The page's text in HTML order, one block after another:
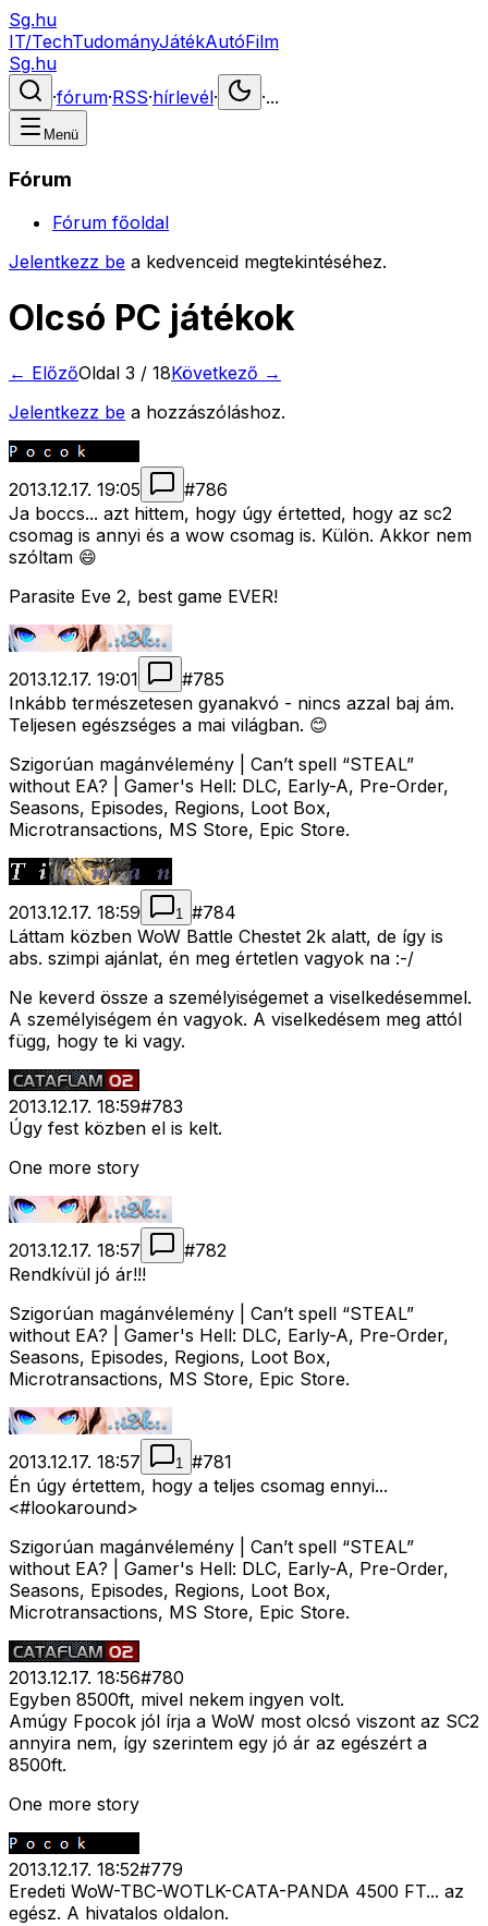
Sg.hu
IT/TechTudományJátékAutóFilm
Sg.hu
·fórum·RSS·hírlevél· ·...
Menü
Fórum
Fórum főoldal
Jelentkezz be a kedvenceid megtekintéséhez.
Olcsó PC játékok
← ElőzőOldal 3 / 18Következő →
Jelentkezz be a hozzászóláshoz.
2013.12.17. 19:05 #786
Ja boccs... azt hittem, hogy úgy értetted, hogy az sc2
csomag is annyi és a wow csomag is. Külön. Akkor nem
szóltam 😄
Parasite Eve 2, best game EVER!
2013.12.17. 19:01 #785
Inkább természetesen gyanakvó - nincs azzal baj ám.
Teljesen egészséges a mai világban. 😊
Szigorúan magánvélemény | Can’t spell “STEAL”
without EA? | Gamer's Hell: DLC, Early-A, Pre-Order,
Seasons, Episodes, Regions, Loot Box,
Microtransactions, MS Store, Epic Store.
2013.12.17. 18:59 1 #784
Láttam közben WoW Battle Chestet 2k alatt, de így is
abs. szimpi ajánlat, én meg értetlen vagyok na :-/
Ne keverd össze a személyiségemet a viselkedésemmel.
A személyiségem én vagyok. A viselkedésem meg attól
függ, hogy te ki vagy.
2013.12.17. 18:59#783
Úgy fest közben el is kelt.
One more story
2013.12.17. 18:57 #782
Rendkívül jó ár!!!
Szigorúan magánvélemény | Can’t spell “STEAL”
without EA? | Gamer's Hell: DLC, Early-A, Pre-Order,
Seasons, Episodes, Regions, Loot Box,
Microtransactions, MS Store, Epic Store.
2013.12.17. 18:57 1 #781
Én úgy értettem, hogy a teljes csomag ennyi...
<#lookaround>
Szigorúan magánvélemény | Can’t spell “STEAL”
without EA? | Gamer's Hell: DLC, Early-A, Pre-Order,
Seasons, Episodes, Regions, Loot Box,
Microtransactions, MS Store, Epic Store.
2013.12.17. 18:56#780
Egyben 8500ft, mivel nekem ingyen volt.
Amúgy Fpocok jól írja a WoW most olcsó viszont az SC2
annyira nem, így szerintem egy jó ár az egészért a
8500ft.
One more story
2013.12.17. 18:52#779
Eredeti WoW-TBC-WOTLK-CATA-PANDA 4500 FT... az
egész. A hivatalos oldalon.